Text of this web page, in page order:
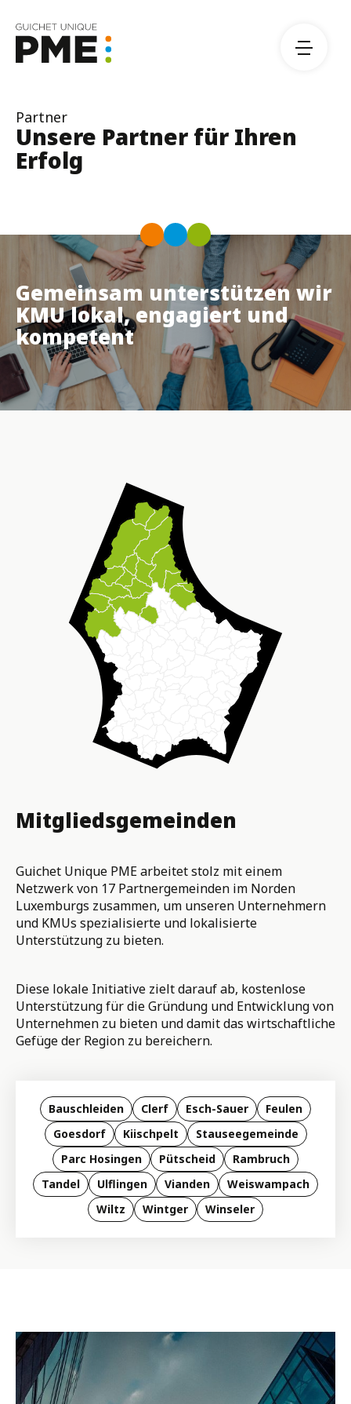
Downloads
Kontaktieren Sie uns
DE FR
Partner
Unsere Partner für Ihren
Erfolg
Gemeinsam unterstützen wir
KMU lokal, engagiert und
kompetent
Mitgliedsgemeinden
Guichet Unique PME arbeitet stolz mit einem
Netzwerk von 17 Partnergemeinden im Norden
Luxemburgs zusammen, um unseren Unternehmern
und KMUs spezialisierte und lokalisierte
Unterstützung zu bieten.
Diese lokale Initiative zielt darauf ab, kostenlose
Unterstützung für die Gründung und Entwicklung von
Unternehmen zu bieten und damit das wirtschaftliche
Gefüge der Region zu bereichern.
Bauschleiden Clerf Esch-Sauer
Feulen
Goesdorf
Kiischpelt
Stauseegemeinde
Parc Hosingen
Pütscheid
Rambruch
Tandel
Ulflingen Vianden
Weiswampach
Wiltz
Wintger Winseler